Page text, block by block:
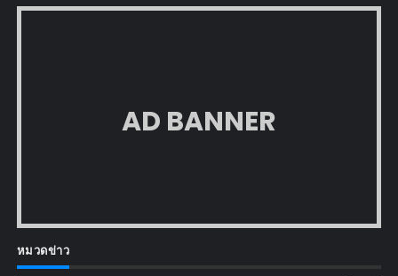
AD BANNER
หมวดข่าว